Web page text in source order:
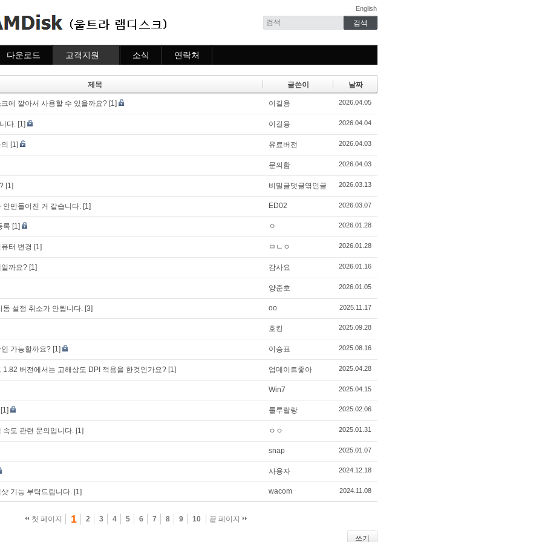
English
다운로드 고객지원
자주묻는질문
질문하기
소식 연락처
제목
글쓴이 날짜
에 깔아서 사용할 수 있을까요? [1] 이길용 2026.04.05
다. [1] 이길용 2026.04.04
[1] 유료버전 2026.04.03
문의함 2026.04.03
[1] 비밀글댓글엮인글 2026.03.13
안만들어진 거 같습니다. [1] ED02 2026.03.07
록 [1] ㅇ 2026.01.28
터 변경 [1] ㅁㄴㅇ 2026.01.28
까요? [1] 감사요 2026.01.16
양준호 2026.01.05
동 설정 취소가 안됩니다. [3] oo 2025.11.17
호킹 2025.09.28
가능할까요? [1] 이승표 2025.08.16
1.82 버전에서는 고해상도 DPI 적용을 한것인가요? [1] 업데이트좋아 2025.04.28
Win7 2025.04.15
[1] 룰루랄랑 2025.02.06
속도 관련 문의입니다. [1] ㅇㅇ 2025.01.31
snap 2025.01.07
사용자 2024.12.18
기능 부탁드립니다. [1] wacom 2024.11.08
첫 페이지 1 2 3 4 5 6 7 8 9 10 끝 페이지
쓰기